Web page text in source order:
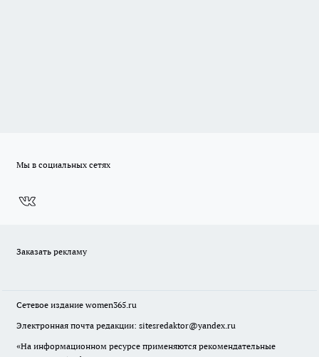
Мы в социальных сетях
Заказать рекламу
Сетевое издание women365.ru
Электронная почта редакции: sitesredaktor@yandex.ru
«На информационном ресурсе применяются рекомендательные